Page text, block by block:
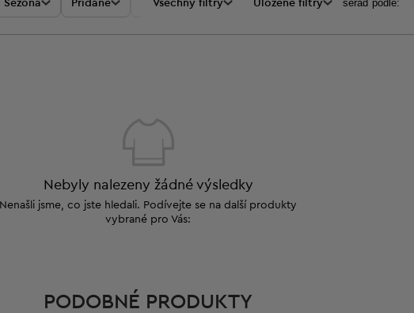
Sezóna Přidané Akce Cena
Všechny filtry Uložené filtry seraď podle:
Nebyly nalezeny žádné výsledky
Nenašli jsme, co jste hledali. Podívejte se na další produkty
vybrané pro Vás:
PODOBNÉ PRODUKTY